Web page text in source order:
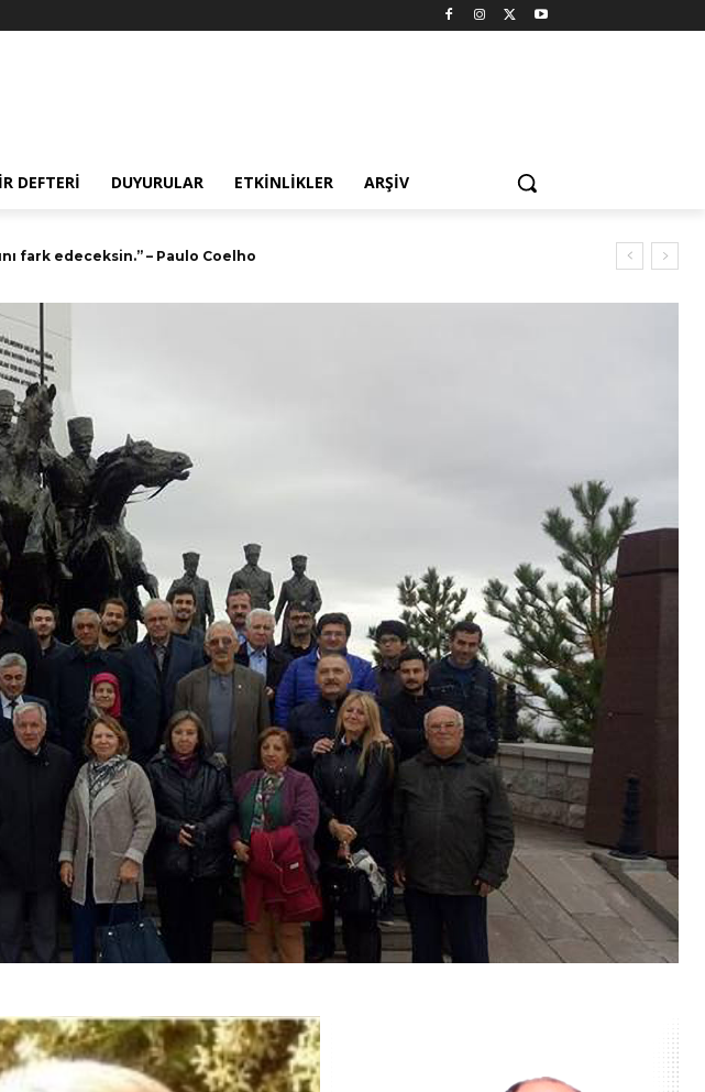
DEFTERI DUYURULAR ETKINLIKLER ARŞIV